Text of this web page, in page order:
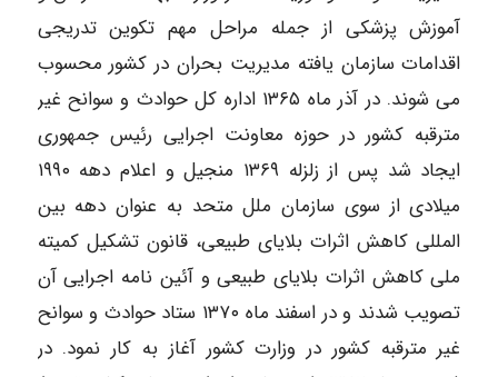
آموزش پزشکی از جمله مراحل مهم تکوین تدریجی
اقدامات سازمان یافته مدیریت بحران در کشور محسوب
می شوند. در آذر ماه ۱۳۶۵ اداره کل حوادث و سوانح غیر
مترقبه کشور در حوزه معاونت اجرایی رئیس جمهوری
ایجاد شد پس از زلزله ۱۳۶۹ منجیل و اعلام دهه ۱۹۹۰
میلادی از سوی سازمان ملل متحد به عنوان دهه بین
المللی کاهش اثرات بلایای طبیعی، قانون تشکیل کمیته
ملی کاهش اثرات بلایای طبیعی و آئین نامه اجرایی آن
تصویب شدند و در اسفند ماه ۱۳۷۰ ستاد حوادث و سوانح
غیر مترقبه کشور در وزارت کشور آغاز به کار نمود. در